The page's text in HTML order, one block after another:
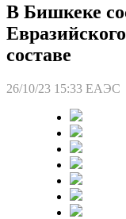
В Бишкеке
составе
26/10/23 15:33 ЕАЭС